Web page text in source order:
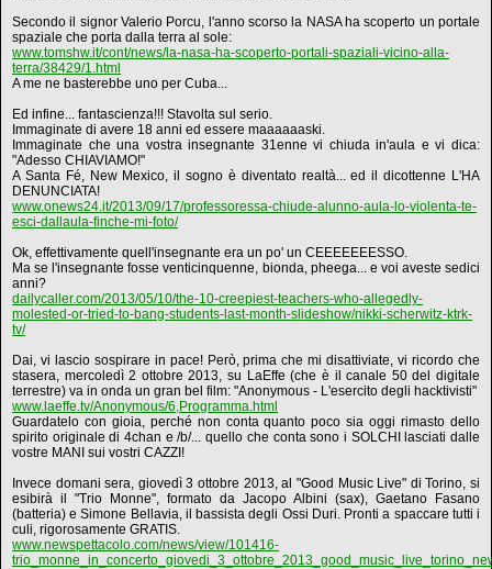
Secondo il signor Valerio Porcu, l'anno scorso la NASA ha scoperto un portale
spaziale che porta dalla terra al sole:
www.tomshw.it/cont/news/la-nasa-ha-scoperto-portali-spaziali-vicino-alla-
terra/38429/1.html
A me ne basterebbe uno per Cuba...
Ed infine... fantascienza!!! Stavolta sul serio.
Immaginate di avere 18 anni ed essere maaaaaaski.
Immaginate che una vostra insegnante 31enne vi chiuda in'aula e vi dica:
"Adesso CHIAVIAMO!"
A Santa Fé, New Mexico, il sogno è diventato realtà... ed il dicottenne L'HA
DENUNCIATA!
www.onews24.it/2013/09/17/professoressa-chiude-alunno-aula-lo-violenta-te-
esci-dallaula-finche-mi-foto/
Ok, effettivamente quell'insegnante era un po' un CEEEEEEESSO.
Ma se l'insegnante fosse venticinquenne, bionda, pheega... e voi aveste sedici
anni?
dailycaller.com/2013/05/10/the-10-creepiest-teachers-who-allegedly-
molested-or-tried-to-bang-students-last-month-slideshow/nikki-scherwitz-ktrk-
tv/
Dai, vi lascio sospirare in pace! Però, prima che mi disattiviate, vi ricordo che
stasera, mercoledì 2 ottobre 2013, su LaEffe (che è il canale 50 del digitale
terrestre) va in onda un gran bel film: "Anonymous - L'esercito degli hacktivisti"
www.laeffe.tv/Anonymous/6,Programma.html
Guardatelo con gioia, perché non conta quanto poco sia oggi rimasto dello
spirito originale di 4chan e /b/... quello che conta sono i SOLCHI lasciati dalle
vostre MANI sui vostri CAZZI!
Invece domani sera, giovedì 3 ottobre 2013, al "Good Music Live" di Torino, si
esibirà il "Trio Monne", formato da Jacopo Albini (sax), Gaetano Fasano
(batteria) e Simone Bellavia, il bassista degli Ossi Duri. Pronti a spaccare tutti i
culi, rigorosamente GRATIS.
www.newspettacolo.com/news/view/101416-